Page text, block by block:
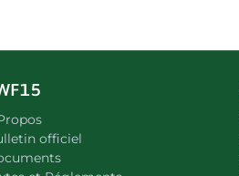
officiel